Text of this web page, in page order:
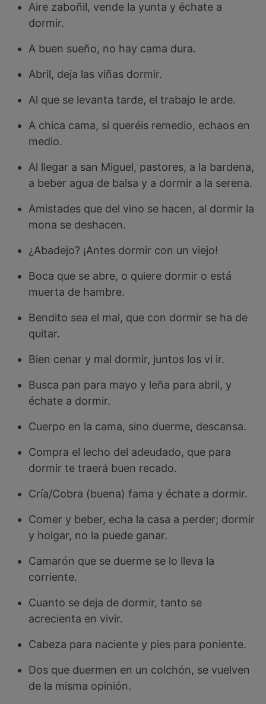
Aire zaboñil, vende la yunta y échate a
dormir.
A buen sueño, no hay cama dura.
Abril, deja las viñas dormir.
Al que se levanta tarde, el trabajo le arde.
A chica cama, si queréis remedio, echaos en
medio.
Al llegar a san Miguel, pastores, a la bardena,
a beber agua de balsa y a dormir a la serena.
Amistades que del vino se hacen, al dormir la
mona se deshacen.
¿Abadejo? ¡Antes dormir con un viejo!
Boca que se abre, o quiere dormir o está
muerta de hambre.
Bendito sea el mal, que con dormir se ha de
quitar.
Bien cenar y mal dormir, juntos los vi ir.
Busca pan para mayo y leña para abril, y
échate a dormir.
Cuerpo en la cama, sino duerme, descansa.
Compra el lecho del adeudado, que para
dormir te traerá buen recado.
Cría/Cobra (buena) fama y échate a dormir.
Comer y beber, echa la casa a perder; dormir
y holgar, no la puede ganar.
Camarón que se duerme se lo lleva la
corriente.
Cuanto se deja de dormir, tanto se
acrecienta en vivir.
Cabeza para naciente y pies para poniente.
Dos que duermen en un colchón, se vuelven
de la misma opinión.